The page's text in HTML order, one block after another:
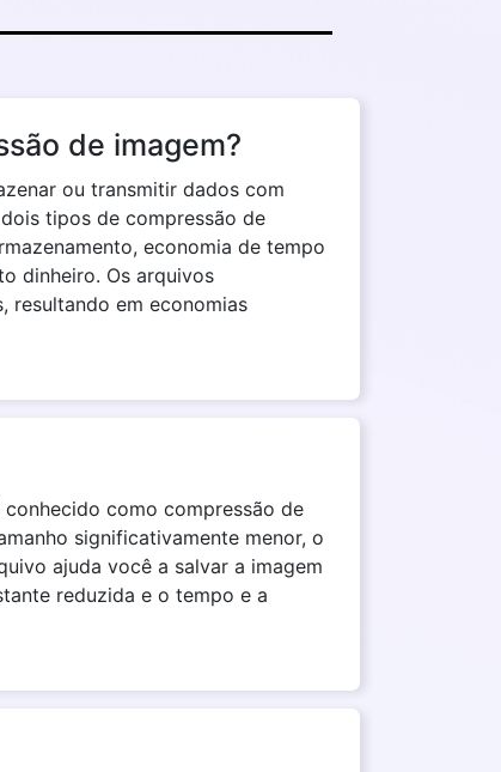
de imagem?
ou transmitir dados com
tipos de compressão de
economia de tempo
dinheiro. Os arquivos
resultando em economias
como compressão de
significativamente menor, o
ajuda você a salvar a imagem
reduzida e o tempo e a